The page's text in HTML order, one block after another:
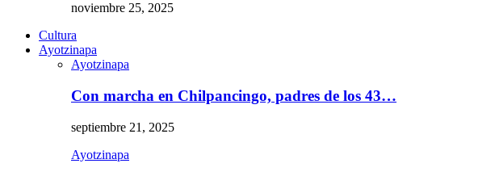
noviembre 25, 2025
Cultura
Ayotzinapa
Ayotzinapa
Con marcha en Chilpancingo, padres de los 43…
septiembre 21, 2025
Ayotzinapa